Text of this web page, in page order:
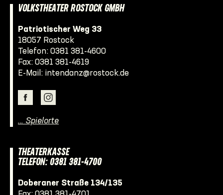
VOLKSTHEATER ROSTOCK GMBH
Patriotischer Weg 33
18057 Rostock
Telefon: 0381 381-4600
Fax: 0381 381-4619
E-Mail: intendanz@rostock.de
… Spielorte
THEATERKASSE
TELEFON: 0381 381-4700
Doberaner Straße 134/135